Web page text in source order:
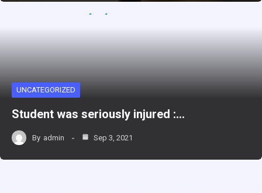
UNCATEGORIZED
Student was seriously injured :…
By admin Sep 3, 2021